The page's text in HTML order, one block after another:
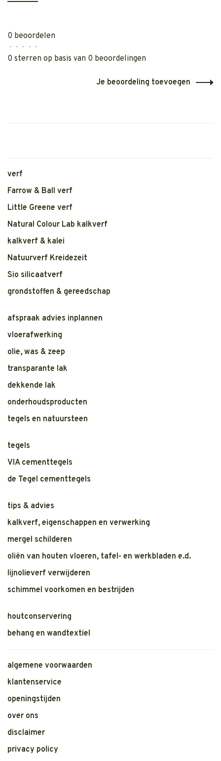
0 beoordelen
• • • • •
0 sterren op basis van 0 beoordelingen
Je beoordeling toevoegen
verf
Farrow & Ball verf
Little Greene verf
Natural Colour Lab kalkverf
kalkverf & kalei
Natuurverf Kreidezeit
Sio silicaatverf
grondstoffen & gereedschap
afspraak advies inplannen
vloerafwerking
olie, was & zeep
transparante lak
dekkende lak
onderhoudsproducten
tegels en natuursteen
tegels
VIA cementtegels
de Tegel cementtegels
tips & advies
kalkverf, eigenschappen en verwerking
mergel schilderen
oliën van houten vloeren, tafel- en werkbladen e.d.
lijnolieverf verwijderen
schimmel voorkomen en bestrijden
houtconservering
behang en wandtextiel
algemene voorwaarden
klantenservice
openingstijden
over ons
disclaimer
privacy policy